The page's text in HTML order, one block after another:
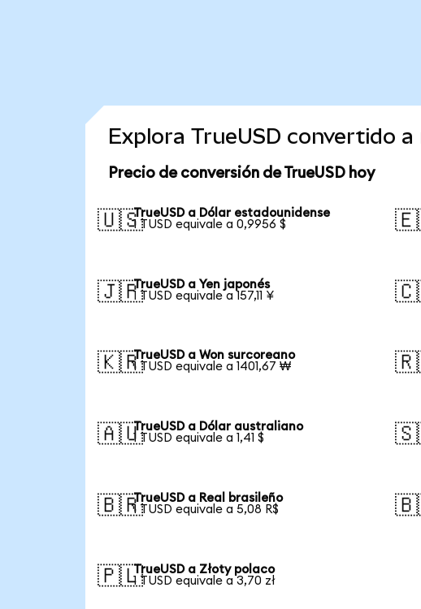
Explora TrueUSD convertido
Precio de conversión de TrueUSD hoy
🇺🇸TrueUSD a Dólar estadounidense
1 TUSD equivale a 0,9956 $
🇯🇵TrueUSD a Yen japonés
1 TUSD equivale a 157,11 ¥
🇰🇷TrueUSD a Won surcoreano
1 TUSD equivale a 1401,67 ₩
🇦🇺TrueUSD a Dólar australiano
1 TUSD equivale a 1,41 $
🇧🇷TrueUSD a Real brasileño
1 TUSD equivale a 5,08 R$
🇵🇱TrueUSD a Złoty polaco
1 TUSD equivale a 3,70 zł